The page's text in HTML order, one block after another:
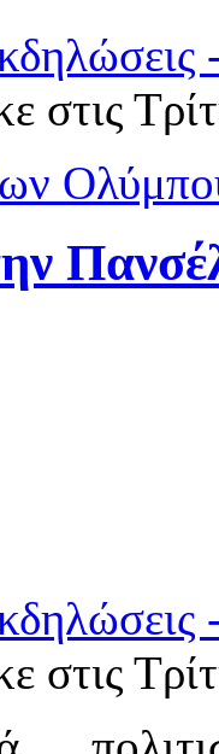
στις
στις